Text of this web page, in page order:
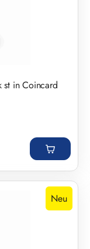
st in Coincard
Neu